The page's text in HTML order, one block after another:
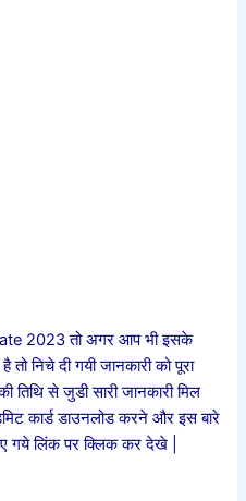
2023 तो अगर आप भी इसके
तो निचे दी गयी जानकारी को पूरा
तिथि से जुडी सारी जानकारी मिल
कार्ड डाउनलोड करने और इस बारे
गये लिंक पर क्लिक कर देखे |